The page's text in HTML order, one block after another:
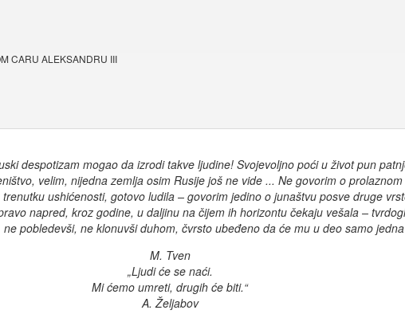
CARU ALEKSANDRU III
despotizam mogao da izrodi takve ljudine! Svojevoljno poći u život pun
velim, nijedna zemlja osim Rusije još ne vide ... Ne govorim o
ushićenosti, gotovo ludila – govorim jedino o junaštvu posve druge
napred, kroz godine, u daljinu na čijem ih horizontu čekaju vešala –
pobledevši, ne klonuvši duhom, čvrsto ubeđeno da će mu u deo samo
M. Tven
„Ljudi će se naći.
Mi ćemo umreti, drugih će biti.“
A. Željabov